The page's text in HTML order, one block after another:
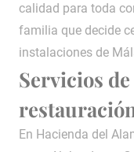
calidad para toda
familia que decide
instalaciones de
Servicios
En Hacienda del